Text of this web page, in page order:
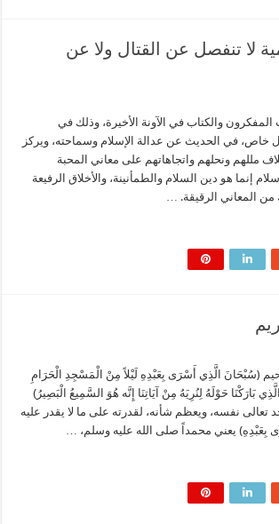
لا تنفصل عن القتال ولا عن
والكتاب في الآونة الأخيرة، وذلك في
خاص، في الحديث عن عدالة الإسلام وسماحته، ويركز
مللهم ونحلهم واتجاهاتهم على معاني المحبة
إنما هو دين السلام والطمأنينة، والأخلاق الرفيعة
المعاني الرقيقة. …
(سُبْحَانَ الَّذِي أَسْرَى بِعَبْدِهِ لَيْلاً مِنْ الْمَسْجِدِ الْحَرَامِ
بَارَكْنَا حَوْلَهُ لِنُرِيَهُ مِنْ آيَاتِنَا إِنَّه هُوَ السَّمِيعُ الْبَصِيرُ)
تعالى نفسه، ويعظم شأنه، لقدرته على ما لا يقدر عليه
بِعَبْدِهِ) يعني محمداً صلى الله عليه وسلم، …